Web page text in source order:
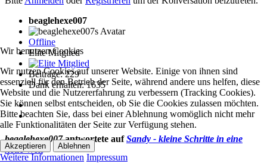
beaglehexe007
Offline
Elite Mitglied
Beiträge: 229
Dank erhalten: 1635
beaglehexe007antwortete aufSandy - kleine Schritte in eine
neue Welt
Wir benutzen Cookies
Wir nutzen Cookies auf unserer Website. Einige von ihnen sind
essenziell für den Betrieb der Seite, während andere uns helfen, diese
Website und die Nutzererfahrung zu verbessern (Tracking Cookies).
Sie können selbst entscheiden, ob Sie die Cookies zulassen möchten.
Bitte beachten Sie, dass bei einer Ablehnung womöglich nicht mehr
alle Funktionalitäten der Seite zur Verfügung stehen.
Akzeptieren Ablehnen
Weitere Informationen Impressum